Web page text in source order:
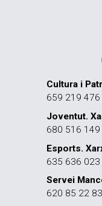
Cultura i
659 219 476
Joventut.
680 516 149
Esports.
635 636 023
Servei
620 85 22